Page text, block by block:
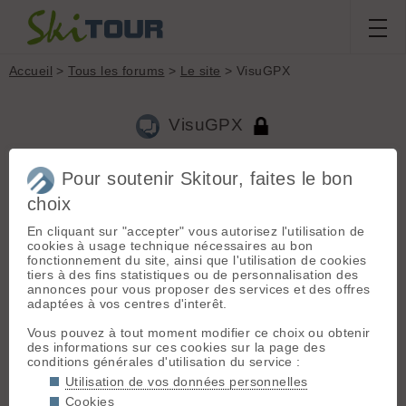
Accueil >Tous les forums > Le site > VisuGPX
VisuGPX
Aller à la page :
Nouveau sujet
Voir tous les sujets Chercher Archives
Jeroen[13278posts] - Le 07/06/2009 23:08
Envoie sur webmaster[AT]skitour.fr
Merci.
yougs_4[281posts] - Le 10/06/2009 20:55
Lorsque je récupère des fichiers GPX depuis
Pour soutenir Skitour, faites le bon
choix
En cliquant sur "accepter" vous autorisez l'utilisation de
cookies à usage technique nécessaires au bon
fonctionnement du site, ainsi que l'utilisation de cookies
tiers à des fins statistiques ou de personnalisation des
annonces pour vous proposer des services et des offres
adaptées à vos centres d'interêt.
Vous pouvez à tout moment modifier ce choix ou obtenir
des informations sur ces cookies sur la page des
conditions générales d'utilisation du service :
Utilisation de vos données personnelles
Cookies